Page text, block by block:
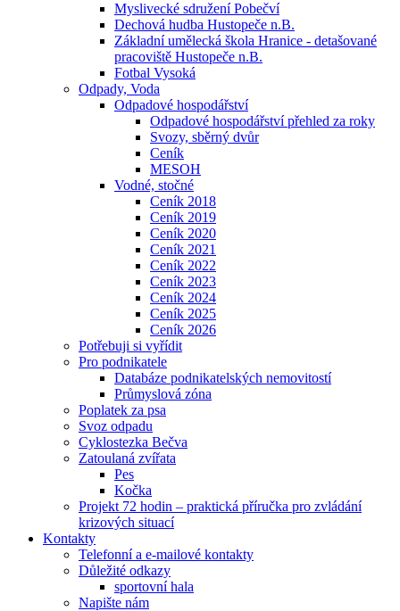
Myslivecké sdružení Pobečví
Dechová hudba Hustopeče n.B.
Základní umělecká škola Hranice - detašované
pracoviště Hustopeče n.B.
Fotbal Vysoká
Odpady, Voda
Odpadové hospodářství
Odpadové hospodářství přehled za roky
Svozy, sběrný dvůr
Ceník
MESOH
Vodné, stočné
Ceník 2018
Ceník 2019
Ceník 2020
Ceník 2021
Ceník 2022
Ceník 2023
Ceník 2024
Ceník 2025
Ceník 2026
Potřebuji si vyřídit
Pro podnikatele
Databáze podnikatelských nemovitostí
Průmyslová zóna
Poplatek za psa
Svoz odpadu
Cyklostezka Bečva
Zatoulaná zvířata
Pes
Kočka
Projekt 72 hodin – praktická příručka pro zvládání
krizových situací
Kontakty
Telefonní a e-mailové kontakty
Důležité odkazy
sportovní hala
Napište nám